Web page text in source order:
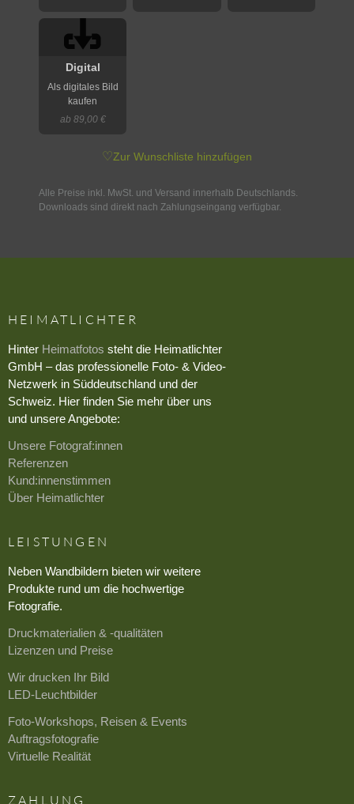
Digital
Als digitales Bild
kaufen
ab 89,00 €
♡Zur Wunschliste hinzufügen
Alle Preise inkl. MwSt. und Versand innerhalb Deutschlands.
Downloads sind direkt nach Zahlungseingang verfügbar.
HEIMATLICHTER
Hinter Heimatfotos steht die Heimatlichter
GmbH – das professionelle Foto- & Video-
Netzwerk in Süddeutschland und der
Schweiz. Hier finden Sie mehr über uns
und unsere Angebote:
Unsere Fotograf:innen
Referenzen
Kund:innenstimmen
Über Heimatlichter
LEISTUNGEN
Neben Wandbildern bieten wir weitere
Produkte rund um die hochwertige
Fotografie.
Druckmaterialien & -qualitäten
Lizenzen und Preise
Wir drucken Ihr Bild
LED-Leuchtbilder
Foto-Workshops, Reisen & Events
Auftragsfotografie
Virtuelle Realität
ZAHLUNG